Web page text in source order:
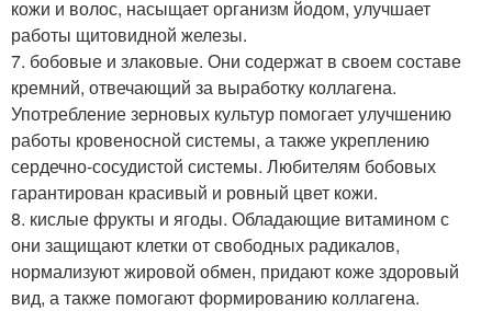
кожи и волос, насыщает организм йодом, улучшает
работы щитовидной железы.
7. бобовые и злаковые. Они содержат в своем составе
кремний, отвечающий за выработку коллагена.
Употребление зерновых культур помогает улучшению
работы кровеносной системы, а также укреплению
сердечно-сосудистой системы. Любителям бобовых
гарантирован красивый и ровный цвет кожи.
8. кислые фрукты и ягоды. Обладающие витамином с
они защищают клетки от свободных радикалов,
нормализуют жировой обмен, придают коже здоровый
вид, а также помогают формированию коллагена.